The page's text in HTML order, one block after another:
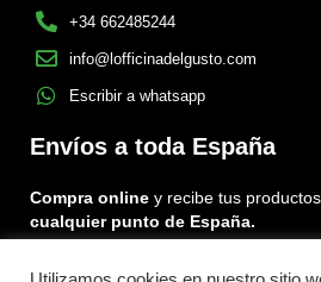
+34 662485244
info@lofficinadelgusto.com
Escribir a whatsapp
Envíos a toda España
Compra online y recibe tus
cualquier punto de España.